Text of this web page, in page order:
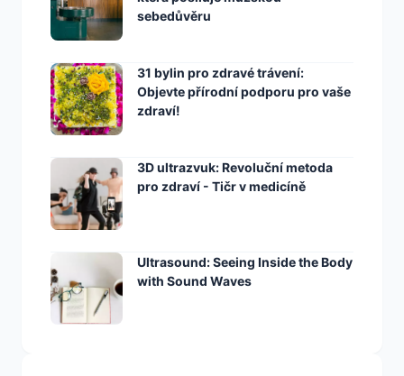
sebedůvěru
31 bylin pro zdravé trávení:
Objevte přírodní podporu pro vaše
zdraví!
3D ultrazvuk: Revoluční metoda
pro zdraví - Tičr v medicíně
Ultrasound: Seeing Inside the Body
with Sound Waves